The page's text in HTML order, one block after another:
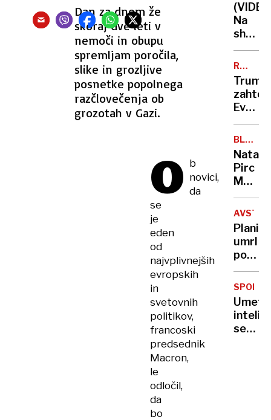
Dan za dnem že
skoraj dve leti v
nemoči in obupu
spremljam poročila,
slike in grozljive
posnetke popolnega
razčlovečenja ob
grozotah v Gazi.
O b
novici,
da
se
je
eden
od
najvplivnejših
evropskih
in
svetovnih
politikov,
francoski
predsednik
Macron,
le
odločil,
da
bo
Na
shodu
za
Gazo
v
obraz
udaril
UČINKI
Trump
Evropa
pa
se
BLEJSKI
FORUM
Nataša
Pirc
Musar:
»Z
do
Gaze
kdo
smo.«
umrl
po
napadu
krav,
ženska
hudo
se